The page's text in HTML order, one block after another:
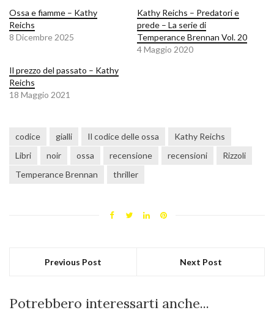
Ossa e fiamme – Kathy
Reichs
8 Dicembre 2025
Kathy Reichs – Predatori e
prede – La serie di
Temperance Brennan Vol. 20
4 Maggio 2020
Il prezzo del passato – Kathy
Reichs
18 Maggio 2021
codice gialli Il codice delle ossa
Kathy Reichs
Libri
noir ossa recensione recensioni
Rizzoli
Temperance Brennan
thriller
Previous Post Next Post
Potrebbero interessarti anche...